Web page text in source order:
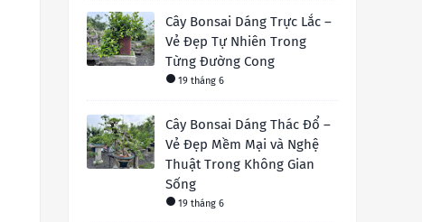
Cây Bonsai Dáng Trực Lắc –
Vẻ Đẹp Tự Nhiên Trong
Từng Đường Cong
19 tháng 6
Cây Bonsai Dáng Thác Đổ –
Vẻ Đẹp Mềm Mại và Nghệ
Thuật Trong Không Gian
Sống
19 tháng 6